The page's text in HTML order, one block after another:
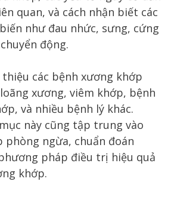
quan, và cách nhận biết các
như đau nhức, sưng, cứng
động.
các bệnh xương khớp
xương, viêm khớp, bệnh
và nhiều bệnh lý khác.
này cũng tập trung vào
phòng ngừa, chuẩn đoán
pháp điều trị hiệu quả
khớp.